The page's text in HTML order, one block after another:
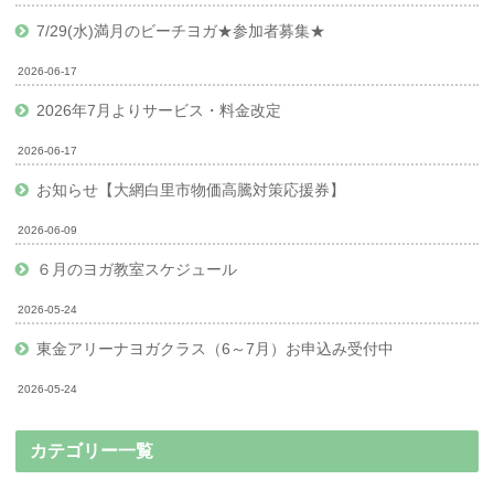
7/29(水)満月のビーチヨガ★参加者募集★
2026-06-17
2026年7月よりサービス・料金改定
2026-06-17
お知らせ【大網白里市物価高騰対策応援券】
2026-06-09
６月のヨガ教室スケジュール
2026-05-24
東金アリーナヨガクラス（6～7月）お申込み受付中
2026-05-24
カテゴリー一覧